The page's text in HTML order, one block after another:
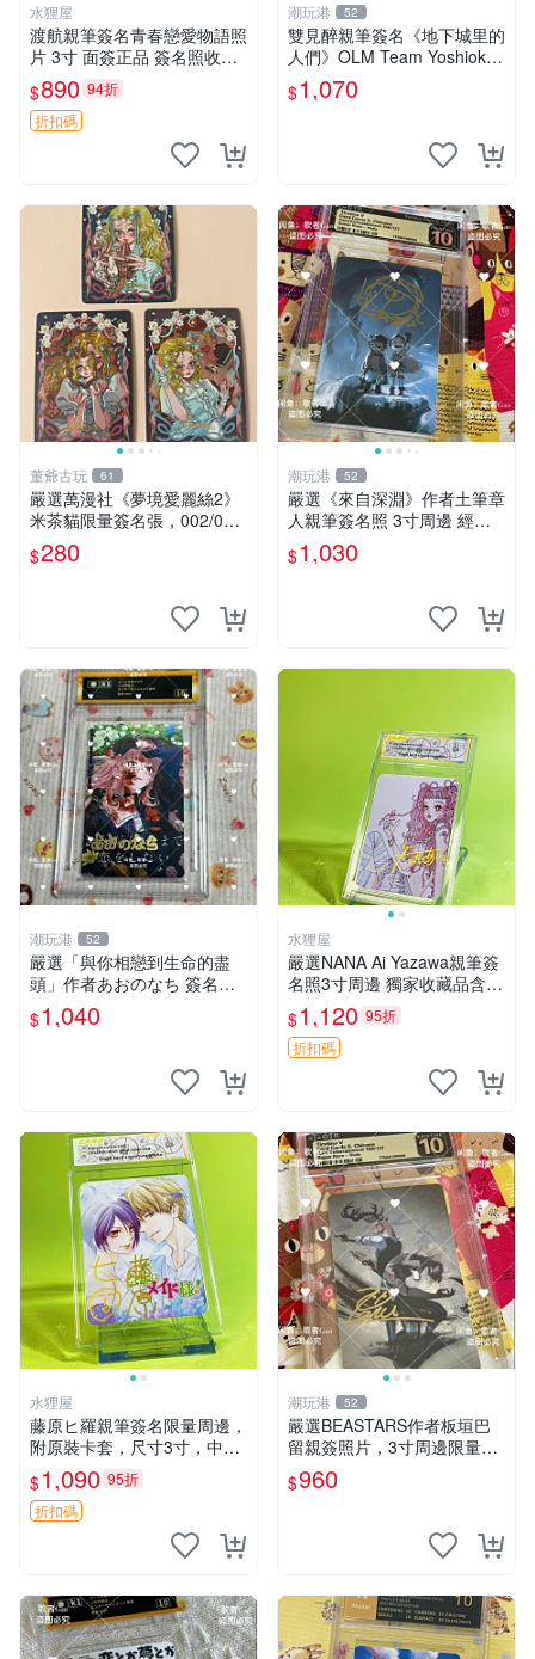
水狸屋
渡航親筆簽名青春戀愛物語照
片 3寸 面簽正品 簽名照收藏
推薦 電腦 動畫 原創漫畫
$890 94折
折扣碼
潮玩港 52
雙見醉親筆簽名《地下城里的
人們》OLM Team Yoshioka
親簽照 限量珍藏 3寸照片 收
藏佳品 地下城 OLML Yoshio
$1,070
董爺古玩 61
嚴選萬漫社《夢境愛麗絲2》
米茶貓限量簽名張，002/003
珍藏版，首賣難得機會 夢境
愛麗絲 米茶貓 限量簽名
$280
潮玩港 52
嚴選《來自深淵》作者土筆章
人親筆簽名照 3寸周邊 經典
卡磚 相片拍賣 深淵 Made in
Abyss 土筆章人 照片
$1,030
潮玩港 52
嚴選「與你相戀到生命的盡
頭」作者あおのなち 簽名照
片 3寸原裝卡磚 親筆簽名照
收藏佳品 周邊限定 照片拍賣
$1,040
水狸屋
嚴選NANA Ai Yazawa親筆簽
名照3寸周邊 獨家收藏品含卡
磚 日版中古 默認初瑕 周邊
照片 署名
$1,120 95折
折扣碼
水狸屋
藤原ヒ羅親筆簽名限量周邊，
附原裝卡套，尺寸3寸，中古
輕瑕 會長大人 親筆 簽名 周
邊 卡套 3寸 中古初瑕
$1,090 95折
折扣碼
潮玩港 52
嚴選BEASTARS作者板垣巴
留親簽照片，3寸周邊限量收
藏 BEASTARS 作者 經典 細
節收藏
$960